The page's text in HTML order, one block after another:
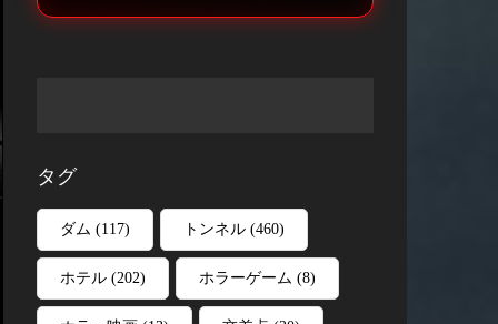
タグ
ダム (117) トンネル (460)
ホテル (202) ホラーゲーム (8)